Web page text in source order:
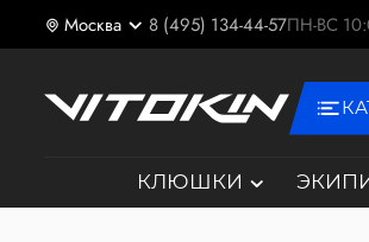
Москва 8 (495) 134-44-57ПН-ВС
КЛЮШКИ